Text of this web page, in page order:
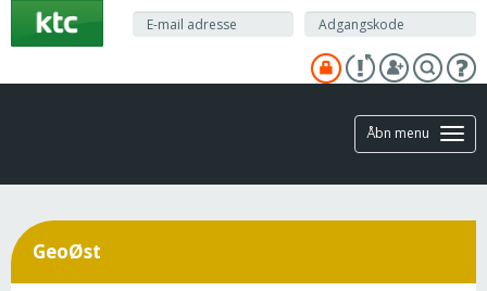
hovedindhold
Åbn menu
GeoØst